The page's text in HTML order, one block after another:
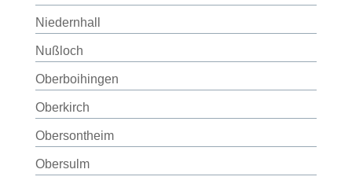
Niedernhall
Nußloch
Oberboihingen
Oberkirch
Obersontheim
Obersulm